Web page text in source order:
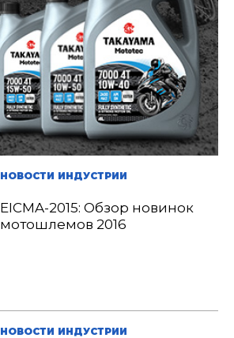
НОВОСТИ ИНДУСТРИИ
EICMA-2015: Обзор новинок
мотошлемов 2016
НОВОСТИ ИНДУСТРИИ